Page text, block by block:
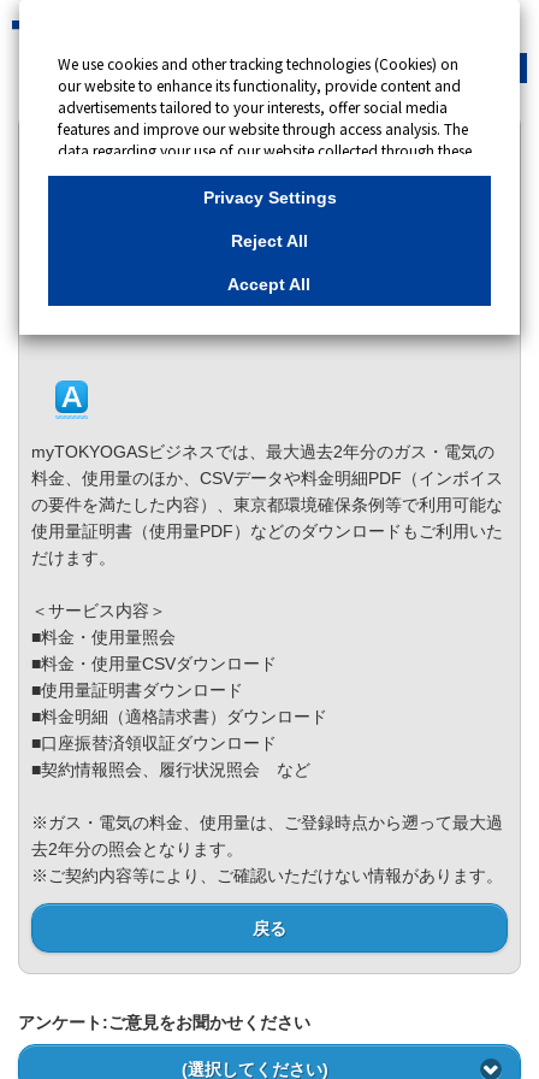
緊急時 会員サイト
カテゴリー表示
No : 10186 更新日時 : 2025/06/16 09:00
myTOKYOGASビジネスで照会できる情報を教え
カテゴリー： 全般
myTOKYOGASビジネスでは、最大過去2年分のガス・電気の
料金、使用量のほか、CSVデータや料金明細PDF（インボイス
の要件を満たした内容）、東京都環境確保条例等で利用可能な
使用量証明書（使用量PDF）などのダウンロードもご利用いた
だけます。
＜サービス内容＞
■料金・使用量照会
■料金・使用量CSVダウンロード
■使用量証明書ダウンロード
■料金明細（適格請求書）ダウンロード
■口座振替済領収証ダウンロード
■契約情報照会、履行状況照会 など
※ガス・電気の料金、使用量は、ご登録時点から遡って最大過
去2年分の照会となります。
※ご契約内容等により、ご確認いただけない情報があります。
戻る
アンケート:ご意見をお聞かせください
(選択してください)
We use cookies and other tracking technologies (Cookies) on
our website to enhance its functionality, provide content and
advertisements tailored to your interests, offer social media
features and improve our website through access analysis. The
data regarding your use of our website collected through these
Cookies may be shared with our partners that provide
advertising, social media and/or analytics services. These
that you have provided to them or that they have collected
optimise advertisements delivered to you by businesses other
than us on the internet. If you wish to reject the use of all
"Reject All". If you agree to the use of all Cookies, please click
click"Privacy Settings"
rejection settings at any time by clicking the
For more information regarding the processing of personal
information including Cookies on our website, please refer to
Cookies Details
Privacy Policy
Privacy Settings
Reject All
Accept All